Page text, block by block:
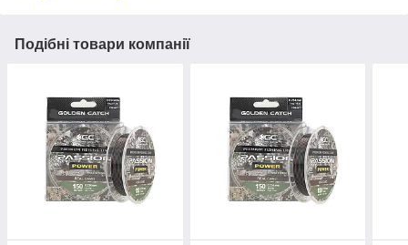
Подібні товари компанії